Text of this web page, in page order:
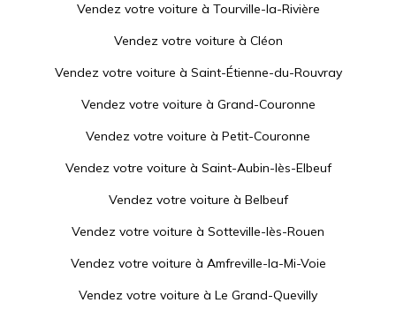
Vendez votre voiture à Tourville-la-Rivière
Vendez votre voiture à Cléon
Vendez votre voiture à Saint-Étienne-du-Rouvray
Vendez votre voiture à Grand-Couronne
Vendez votre voiture à Petit-Couronne
Vendez votre voiture à Saint-Aubin-lès-Elbeuf
Vendez votre voiture à Belbeuf
Vendez votre voiture à Sotteville-lès-Rouen
Vendez votre voiture à Amfreville-la-Mi-Voie
Vendez votre voiture à Le Grand-Quevilly